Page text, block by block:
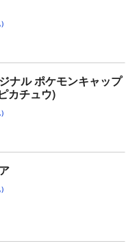
ナル ポケモンキャップ
カチュウ)